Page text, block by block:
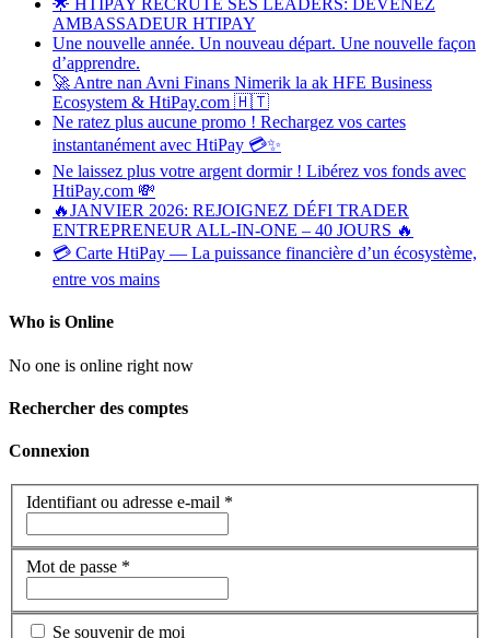
🌟 HTIPAY RECRUTE SES LEADERS: DEVENEZ
AMBASSADEUR HTIPAY
Une nouvelle année. Un nouveau départ. Une nouvelle façon
d’apprendre.
🚀 Antre nan Avni Finans Nimerik la ak HFE Business
Ecosystem & HtiPay.com 🇭🇹
Ne ratez plus aucune promo ! Rechargez vos cartes
instantanément avec HtiPay 💳✨
Ne laissez plus votre argent dormir ! Libérez vos fonds avec
HtiPay.com 💸
🔥JANVIER 2026: REJOIGNEZ DÉFI TRADER
ENTREPRENEUR ALL-IN-ONE – 40 JOURS 🔥
💳 Carte HtiPay — La puissance financière d’un écosystème,
entre vos mains
Who is Online
No one is online right now
Rechercher des comptes
Connexion
Identifiant ou adresse e-mail *
Mot de passe *
Se souvenir de moi